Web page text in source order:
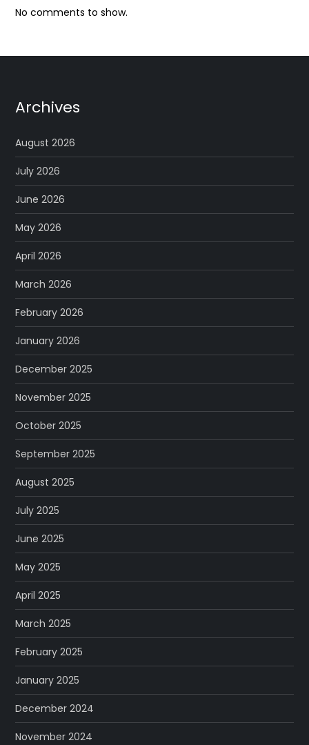
No comments to show.
Archives
August 2026
July 2026
June 2026
May 2026
April 2026
March 2026
February 2026
January 2026
December 2025
November 2025
October 2025
September 2025
August 2025
July 2025
June 2025
May 2025
April 2025
March 2025
February 2025
January 2025
December 2024
November 2024